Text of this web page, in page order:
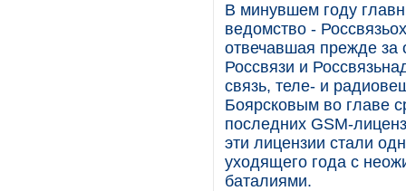
В минувшем году
ведомство -
отвечавшая прежде за
Россвязи и
связь, теле- и
Боярсковым во главе
последних GSM-
эти лицензии стали
уходящего года с
баталиями.